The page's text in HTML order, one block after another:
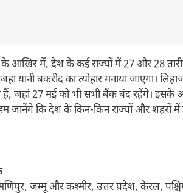
आखिर में, देश के कई राज्यों में 27 और 28
यानी बकरीद का त्योहार मनाया जाएगा।
हैं, जहां 27 मई को भी सभी बैंक बंद रहेंगे।
हम जानेंगे कि देश के किन-किन राज्यों और शहरों
जम्मू और कश्मीर, उत्तर प्रदेश, केरल,